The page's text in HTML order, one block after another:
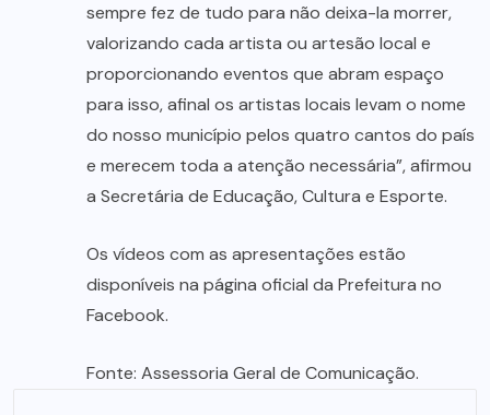
sempre fez de tudo para não deixa-la morrer,
valorizando cada artista ou artesão local e
proporcionando eventos que abram espaço
para isso, afinal os artistas locais levam o nome
do nosso município pelos quatro cantos do país
e merecem toda a atenção necessária”, afirmou
a Secretária de Educação, Cultura e Esporte.
Os vídeos com as apresentações estão
disponíveis na página oficial da Prefeitura no
Facebook.
Fonte: Assessoria Geral de Comunicação.